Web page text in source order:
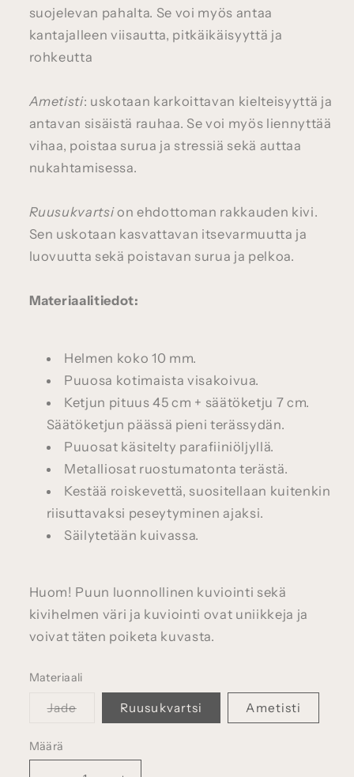
suojelevan pahalta. Se voi myös antaa
kantajalleen viisautta, pitkäikäisyyttä ja
rohkeutta
Ametisti: uskotaan karkoittavan kielteisyyttä ja
antavan sisäistä rauhaa. Se voi myös liennyttää
vihaa, poistaa surua ja stressiä sekä auttaa
nukahtamisessa.
Ruusukvartsion ehdottoman rakkauden kivi.
Sen uskotaan kasvattavan itsevarmuutta ja
luovuutta sekä poistavan surua ja pelkoa.
Materiaalitiedot:
Helmen koko 10 mm.
Puuosa kotimaista visakoivua.
Ketjun pituus 45 cm + säätöketju 7 cm.
Säätöketjun päässä pieni terässydän.
Puuosat käsitelty parafiiniöljyllä.
Metalliosat ruostumatonta terästä.
Kestää roiskevettä, suositellaan kuitenkin
riisuttavaksi peseytyminen ajaksi.
Säilytetään kuivassa.
Huom! Puun luonnollinen kuviointi sekä
kivihelmen väri ja kuviointi ovat uniikkeja ja
voivat täten poiketa kuvasta.
Materiaali
JadeVersio Ruusukvartsi Ametisti
Määrä